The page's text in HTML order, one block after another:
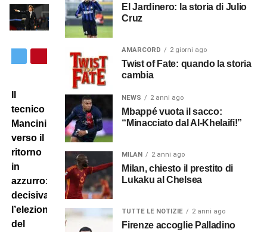
tecnico
Mancini
verso il
ritorno
in
azzurro:
decisiva
l’elezione
del
El Jardinero: la storia di Julio
Cruz
AMARCORD 2 giorni ago
Twist of Fate: quando la storia
cambia
NEWS 2 anni ago
Mbappé vuota il sacco:
“Minacciato dal Al-Khelaifi!”
MILAN 2 anni ago
Milan, chiesto il prestito di
Lukaku al Chelsea
TUTTE LE NOTIZIE 2 anni ago
Firenze accoglie Palladino